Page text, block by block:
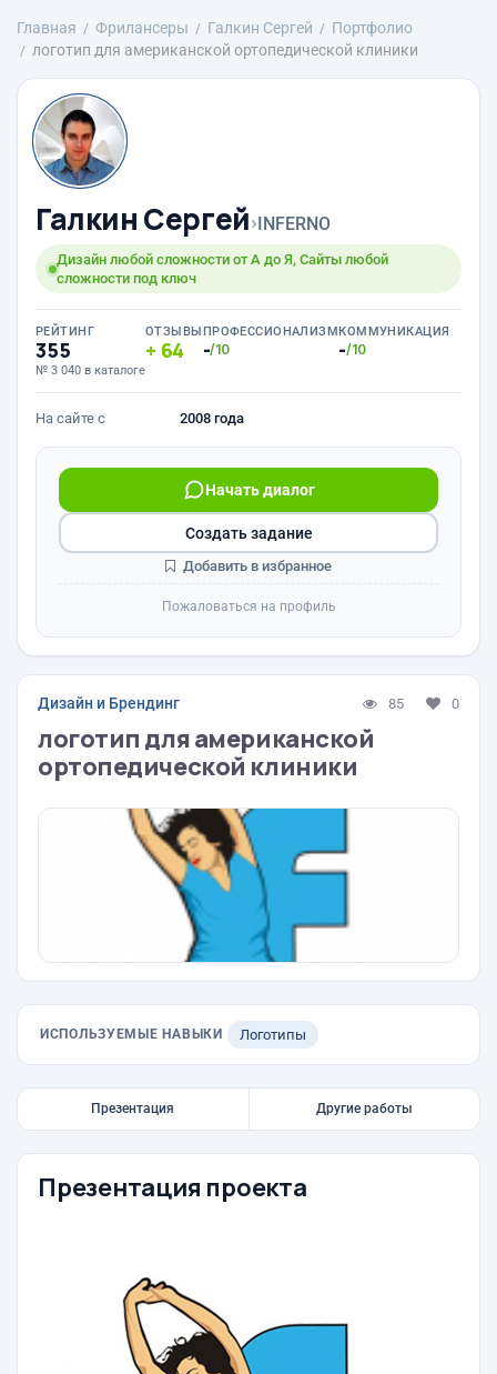
Главная Фрилансеры Галкин Сергей
Портфолио
логотип для американской ортопедической клиники
Галкин Сергей›INFERNO
Дизайн любой сложности от А до Я, Сайты любой
сложности под ключ
РЕЙТИНГ
355
№ 3 040 в каталоге
ОТЗЫВЫ
64
ПРОФЕССИОНАЛИЗМ
-/10
КОММУНИКАЦИЯ
-/10
На сайте с 2008 года
Начать диалог
Создать задание
Добавить в избранное
Пожаловаться на профиль
Дизайн и Брендинг 85 0
логотип для американской
ортопедической клиники
ИСПОЛЬЗУЕМЫЕ НАВЫКИ Логотипы
Презентация Другие работы
Презентация проекта